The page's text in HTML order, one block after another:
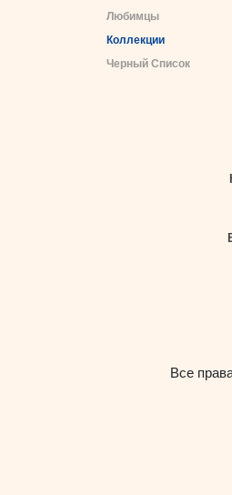
Любимцы
Коллекции
Черный Список
Все